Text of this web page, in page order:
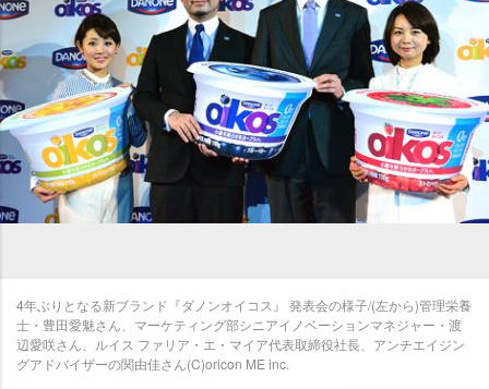
4年ぶりとなる新ブランド『ダノンオイコス』 発表会の様子/(左から)管理栄養
士・豊田愛魅さん、マーケティング部シニアイノベーションマネジャー・渡
辺愛咲さん、ルイス ファリア・エ・マイア代表取締役社長、アンチエイジン
グアドバイザーの関由佳さん(C)oricon ME inc.